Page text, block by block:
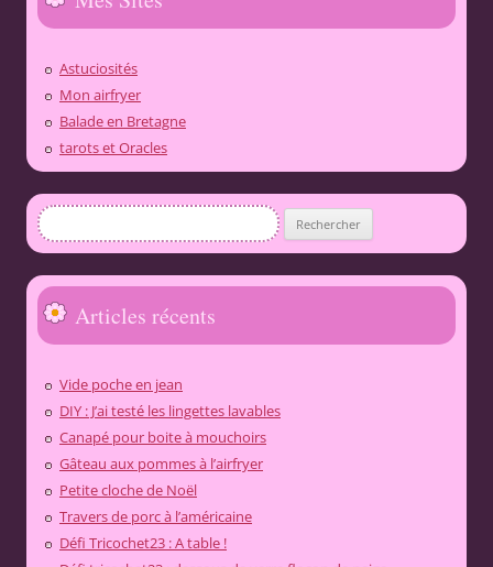
Astuciosités
Mon airfryer
Balade en Bretagne
tarots et Oracles
Rechercher :
Articles récents
Vide poche en jean
DIY : J’ai testé les lingettes lavables
Canapé pour boite à mouchoirs
Gâteau aux pommes à l’airfryer
Petite cloche de Noël
Travers de porc à l’américaine
Défi Tricochet23 : A table !